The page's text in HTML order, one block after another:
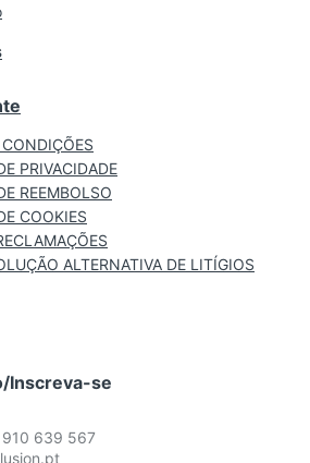
PRIVACIDADE
REEMBOLSO
COOKIES
ALTERNATIVA DE LITÍGIOS
Inscreva-se
910 639 567